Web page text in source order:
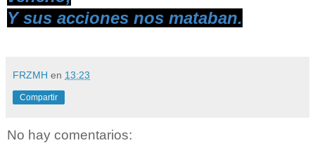
Y sus acciones nos mataban.
FRZMH en 13:23
Compartir
No hay comentarios: